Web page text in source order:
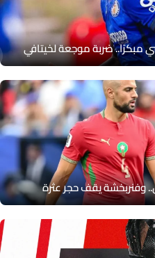
ضربة موجعة لخيتافي
يقف حجر عثرة